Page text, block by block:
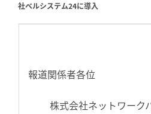
社ベルシステム24に導入
報道関係者各位
株式会社ネットワーク